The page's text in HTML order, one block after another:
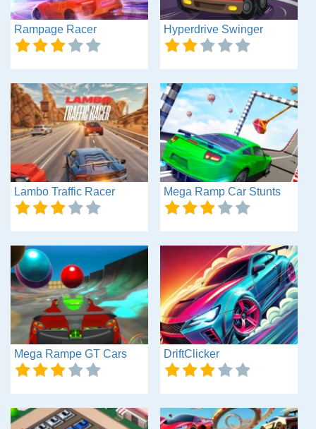
Rampage Racer Hyperdrive Swinger
Lambo Traffic Racer Mega Ramp Car Stunts
Mega Rampe GT Cars DriftClicker